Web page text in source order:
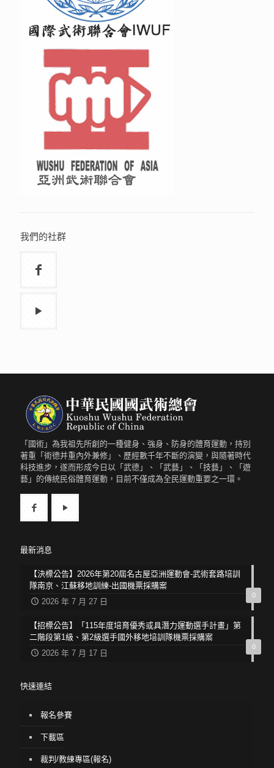
我們的社群
「國術」為我祖先所創的一種健身、強身、防身的體育運動，持別
著重「術德并重內外兼修」、歷經數千年不斷的演變，與隨著時代
科技進步，遂而形成今日以「武德」、「武藝」、「技藝」、「遊
藝」的傳統民俗體育運動，目前不僅成為全民運動重要之一環。
最新消息
0
【決標公告】2026年第20屆名古屋亞洲運動會-武術套路培訓
隊南京、江蘇移地訓練-出國機票採購案
2026 年 7 月 27 日
0
【招標公告】「115年度培育優秀或具潛力運動選手計畫」第
二階段第1級、第2級選手國外移地培訓隊機票採購案
2026 年 7 月 17 日
快速連結
報名參賽
下載區
裁判/教練專區(報名)